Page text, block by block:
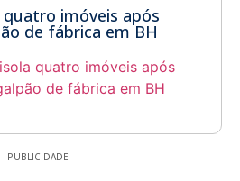
quatro imóveis após
de fábrica em BH
PUBLICIDADE